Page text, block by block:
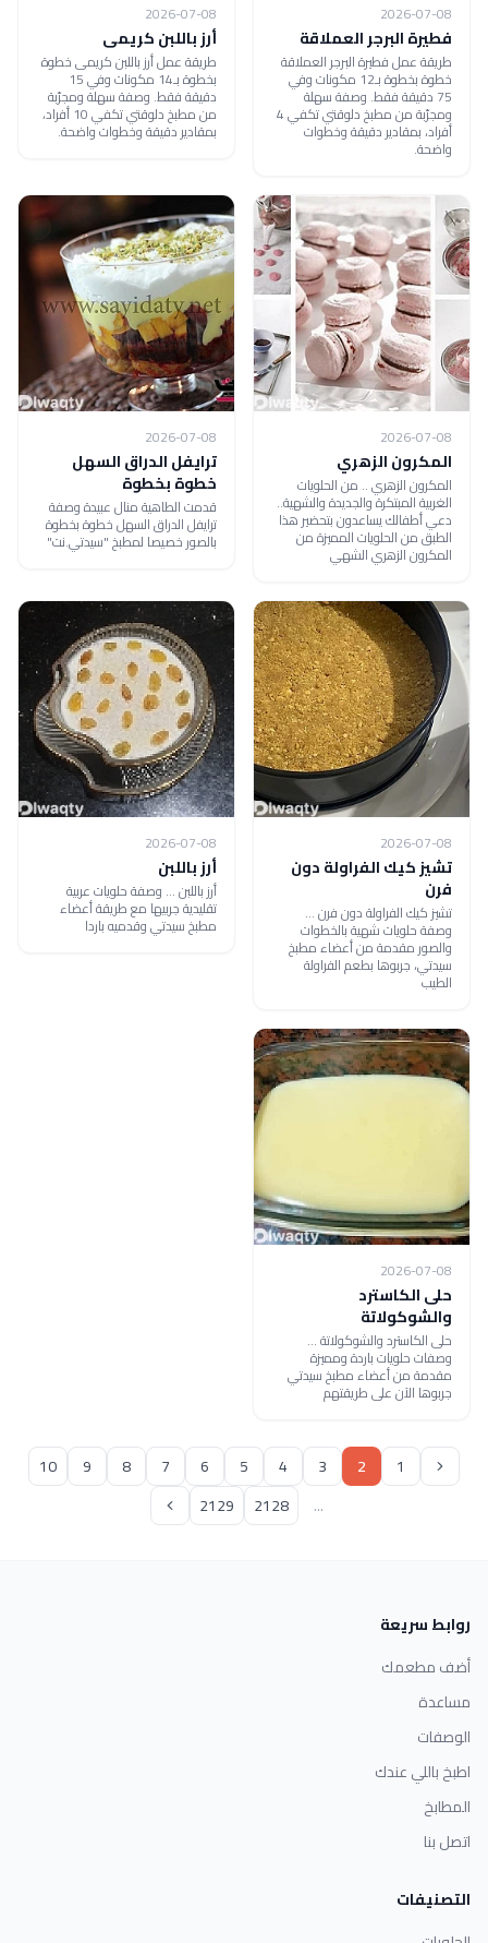
2026-07-08
فطيرة البرجر العملاقة
طريقة عمل فطيرة البرجر العملاقة
خطوة بخطوة بـ12 مكونات وفي
75 دقيقة فقط. وصفة سهلة
ومجرّبة من مطبخ دلوقتي تكفي 4
أفراد، بمقادير دقيقة وخطوات
واضحة.
2026-07-08
أرز باللبن كريمى
طريقة عمل أرز باللبن كريمى خطوة
بخطوة بـ14 مكونات وفي 15
دقيقة فقط. وصفة سهلة ومجرّبة
من مطبخ دلوقتي تكفي 10 أفراد،
بمقادير دقيقة وخطوات واضحة.
2026-07-08
المكرون الزهري
المكرون الزهري .. من الحلويات
الغربية المبتكرة والجديدة والشهية..
دعي أطفالك يساعدون بتحضير هذا
الطبق من الحلويات المميزة من
المكرون الزهري الشهي
2026-07-08
ترايفل الدراق السهل
خطوة بخطوة
قدمت الطاهية منال عبيدة وصفة
ترايفل الدراق السهل خطوة بخطوة
بالصور خصيصا لمطبخ "سيدتي.نت"
2026-07-08
تشيز كيك الفراولة دون
فرن
تشيز كيك الفراولة دون فرن ...
وصفة حلويات شهية بالخطوات
والصور مقدمة من أعضاء مطبخ
سيدتي، جربوها بطعم الفراولة
الطيب
2026-07-08
أرز باللبن
أرز باللبن ... وصفة حلويات عربية
تقليدية جربيها مع طريقة أعضاء
مطبخ سيدتي وقدميه باردا
2026-07-08
حلى الكاسترد
والشوكولاتة
حلى الكاسترد والشوكولاتة ...
وصفات حلويات باردة ومميزة
مقدمة من أعضاء مطبخ سيدتي
جربوها الآن على طريقتهم
1
2
3
4
5
6
7
8
9
10
...
2128
2129
روابط سريعة
أضف مطعمك
مساعدة
الوصفات
اطبخ باللي عندك
المطابخ
اتصل بنا
التصنيفات